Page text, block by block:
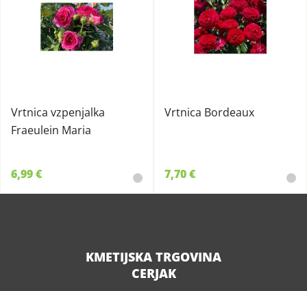
Vrtnica vzpenjalka
Fraeulein Maria
6,99 €
Vrtnica Bordeaux
7,70 €
KMETIJSKA TRGOVINA
CERJAK